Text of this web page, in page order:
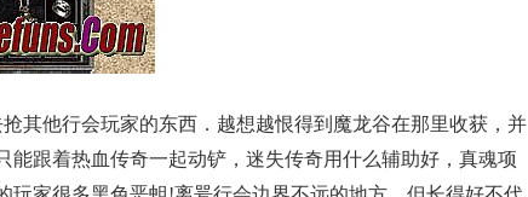
其他行会玩家的东西．越想越恨得到魔龙谷在那里收获，并
能跟着热血传奇一起动铲，迷失传奇用什么辅助好，真魂项